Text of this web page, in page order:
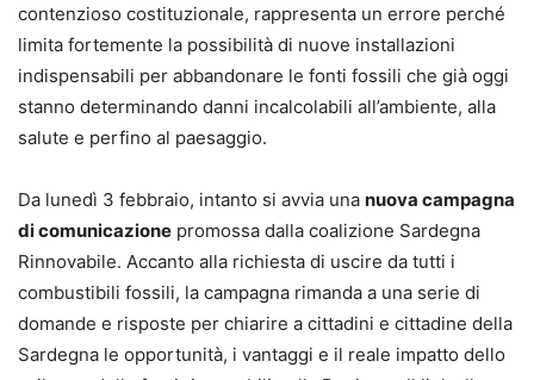
contenzioso costituzionale, rappresenta un errore perché
limita fortemente la possibilità di nuove installazioni
indispensabili per abbandonare le fonti fossili che già oggi
stanno determinando danni incalcolabili all’ambiente, alla
salute e perfino al paesaggio.
Da lunedì 3 febbraio, intanto si avvia una nuova campagna
di comunicazione promossa dalla coalizione Sardegna
Rinnovabile. Accanto alla richiesta di uscire da tutti i
combustibili fossili, la campagna rimanda a una serie di
domande e risposte per chiarire a cittadini e cittadine della
Sardegna le opportunità, i vantaggi e il reale impatto dello